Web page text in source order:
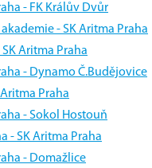
- FK Králův Dvůr
akademie - SK Aritma Praha
SK Aritma Praha
- Dynamo Č.Budějovice
Praha
- Sokol Hostouň
- SK Aritma Praha
- Domažlice